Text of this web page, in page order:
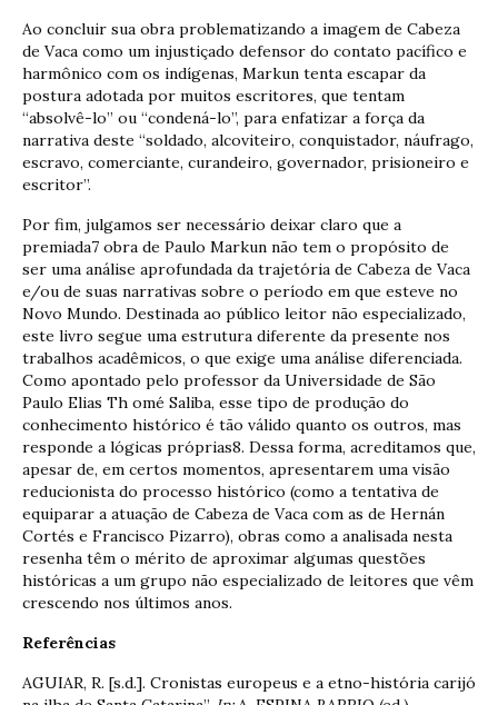
Ao concluir sua obra problematizando a imagem de Cabeza
de Vaca como um injustiçado defensor do contato pacífico e
harmônico com os indígenas, Markun tenta escapar da
postura adotada por muitos escritores, que tentam
“absolvê-lo” ou “condená-lo”, para enfatizar a força da
narrativa deste “soldado, alcoviteiro, conquistador, náufrago,
escravo, comerciante, curandeiro, governador, prisioneiro e
escritor”.
Por fim, julgamos ser necessário deixar claro que a
premiada7 obra de Paulo Markun não tem o propósito de
ser uma análise aprofundada da trajetória de Cabeza de Vaca
e/ou de suas narrativas sobre o período em que esteve no
Novo Mundo. Destinada ao público leitor não especializado,
este livro segue uma estrutura diferente da presente nos
trabalhos acadêmicos, o que exige uma análise diferenciada.
Como apontado pelo professor da Universidade de São
Paulo Elias Th omé Saliba, esse tipo de produção do
conhecimento histórico é tão válido quanto os outros, mas
responde a lógicas próprias8. Dessa forma, acreditamos que,
apesar de, em certos momentos, apresentarem uma visão
reducionista do processo histórico (como a tentativa de
equiparar a atuação de Cabeza de Vaca com as de Hernán
Cortés e Francisco Pizarro), obras como a analisada nesta
resenha têm o mérito de aproximar algumas questões
históricas a um grupo não especializado de leitores que vêm
crescendo nos últimos anos.
Referências
AGUIAR, R. [s.d.]. Cronistas europeus e a etno-história carijó